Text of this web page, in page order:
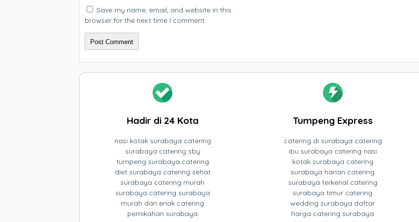
Save my name, email, and website in this
browser for the next time I comment.
Hadir di 24 Kota
nasi kotak surabaya catering
surabaya catering sby
tumpeng surabaya catering
diet surabaya catering sehat
surabaya catering murah
surabaya catering surabaya
murah dan enak catering
pernikahan surabaya
Tumpeng Express
catering di surabaya catering
ibu surabaya catering nasi
kotak surabaya catering
surabaya harian catering
surabaya terkenal catering
surabaya timur catering
wedding surabaya daftar
harga catering surabaya